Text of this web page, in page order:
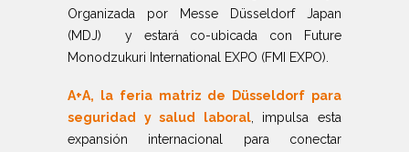
Organizada por Messe Düsseldorf Japan
(MDJ) y estará co-ubicada con Future
Monodzukuri International EXPO (FMI EXPO).
A+A, la feria matriz de Düsseldorf para
seguridad y salud laboral, impulsa esta
expansión internacional para conectar